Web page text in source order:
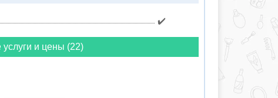
✔️
услуги и цены (22)